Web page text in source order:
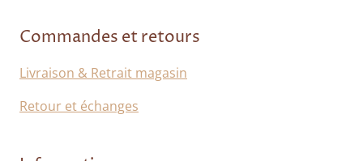
Commandes et retours
Livraison & Retrait magasin
Retour et échanges